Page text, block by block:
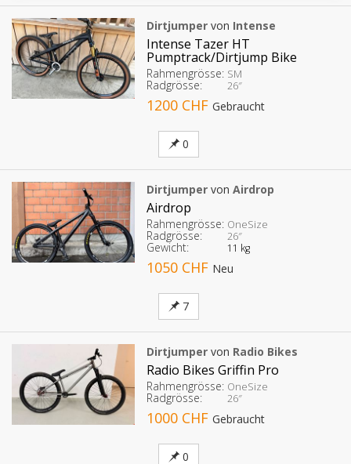
Dirtjumpervon Intense
Intense Tazer HT
Pumptrack/Dirtjump Bike
Rahmengrösse: SM
Radgrösse: 26″
1200 CHF Gebraucht
0
Dirtjumpervon Airdrop
Airdrop
Rahmengrösse: OneSize
Radgrösse: 26″
Gewicht: 11 kg
1050 CHF Neu
7
Dirtjumpervon Radio Bikes
Radio Bikes Griffin Pro
Rahmengrösse: OneSize
Radgrösse: 26″
1000 CHF Gebraucht
0